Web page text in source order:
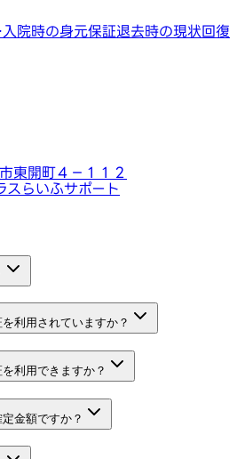
入院時の身元保証退去時の現状回復
東開町４−１１２
スらいふサポート
利用されていますか？
利用できますか？
金額ですか？